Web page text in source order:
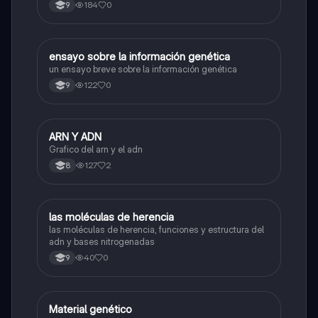
9 184 0
Biologia
ensayo sobre la información genética
un ensayo breve sobre la información genética
9 122 0
Biologia
ARN Y ADN
Grafico del arn y el adn
8 127 2
Biologia
las moléculas de herencia
las moléculas de herencia, funciones y estructura del
adn y bases nitrogenadas
9 40 0
Biologia
Material genético